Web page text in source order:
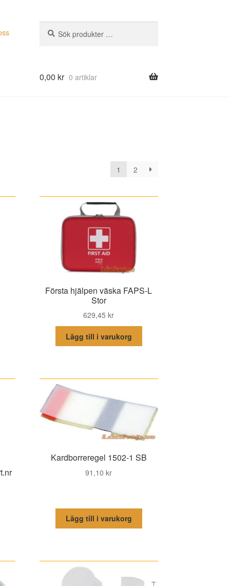
efter:
0,00 kr 0 artiklar
1 2
Första hjälpen väska FAPS-L
Stor
629,45kr
Lägg till i varukorg
Kardborreregel 1502-1 SB
91,10kr
Lägg till i varukorg